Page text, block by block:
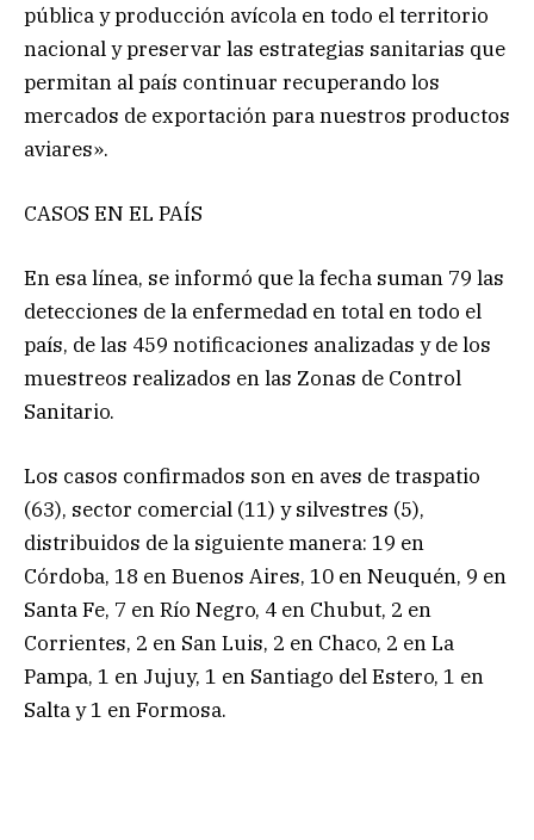
pública y producción avícola en todo el territorio
nacional y preservar las estrategias sanitarias que
permitan al país continuar recuperando los
mercados de exportación para nuestros productos
aviares».
CASOS EN EL PAÍS
En esa línea, se informó que la fecha suman 79 las
detecciones de la enfermedad en total en todo el
país, de las 459 notificaciones analizadas y de los
muestreos realizados en las Zonas de Control
Sanitario.
Los casos confirmados son en aves de traspatio
(63), sector comercial (11) y silvestres (5),
distribuidos de la siguiente manera: 19 en
Córdoba, 18 en Buenos Aires, 10 en Neuquén, 9 en
Santa Fe, 7 en Río Negro, 4 en Chubut, 2 en
Corrientes, 2 en San Luis, 2 en Chaco, 2 en La
Pampa, 1 en Jujuy, 1 en Santiago del Estero, 1 en
Salta y 1 en Formosa.